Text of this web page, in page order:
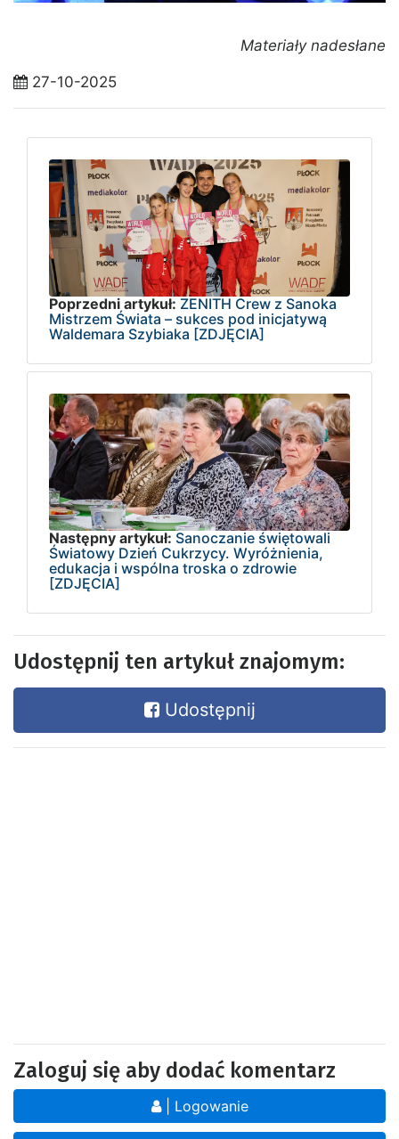
Materiały nadesłane
27-10-2025
Poprzedni artykuł: ZENITH Crew z Sanoka
Mistrzem Świata – sukces pod inicjatywą
Waldemara Szybiaka [ZDJĘCIA]
Następny artykuł: Sanoczanie świętowali
Światowy Dzień Cukrzycy. Wyróżnienia,
edukacja i wspólna troska o zdrowie
[ZDJĘCIA]
Udostępnij ten artykuł znajomym:
Udostępnij
Zaloguj się aby dodać komentarz
| Logowanie